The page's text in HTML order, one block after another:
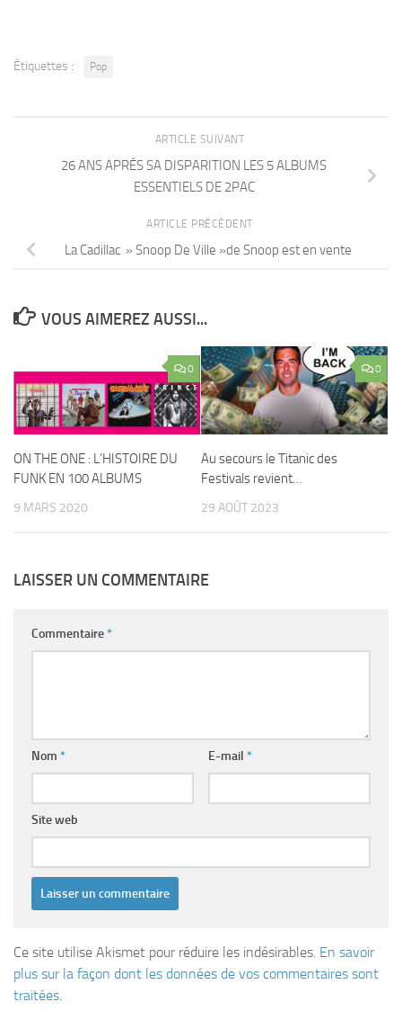
Étiquettes : Pop
ARTICLE SUIVANT
26 ANS APRÉS SA DISPARITION LES 5 ALBUMS
ESSENTIELS DE 2PAC
ARTICLE PRÉCÉDENT
La Cadillac » Snoop De Ville »de Snoop est en vente
VOUS AIMEREZ AUSSI...
0
ON THE ONE : L’HISTOIRE DU
FUNK EN 100 ALBUMS
9 MARS 2020
0
Au secours le Titanic des
Festivals revient…
29 AOÛT 2023
LAISSER UN COMMENTAIRE
Commentaire*
Nom * E-mail *
Site web
Ce site utilise Akismet pour réduire les indésirables. En savoir
plus sur la façon dont les données de vos commentaires sont
traitées.